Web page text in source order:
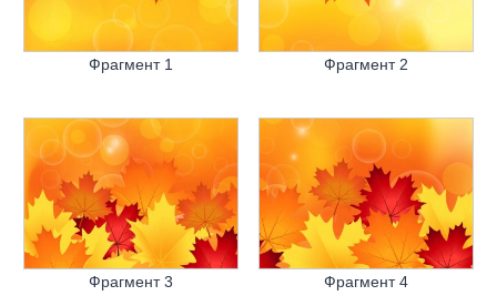
Фрагмент 1 Фрагмент 2
Фрагмент 3 Фрагмент 4